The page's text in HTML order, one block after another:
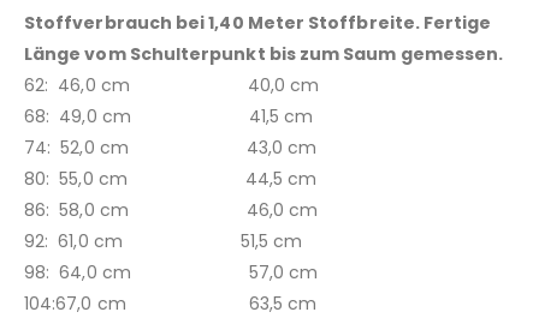
Stoffverbrauch bei 1,40 Meter Stoffbreite. Fertige
Länge vom Schulterpunkt bis zum Saum gemessen.
62: 46,0 cm 40,0 cm
68: 49,0 cm 41,5 cm
74: 52,0 cm 43,0 cm
80: 55,0 cm 44,5 cm
86: 58,0 cm 46,0 cm
92: 61,0 cm 51,5 cm
98: 64,0 cm 57,0 cm
104:67,0 cm 63,5 cm